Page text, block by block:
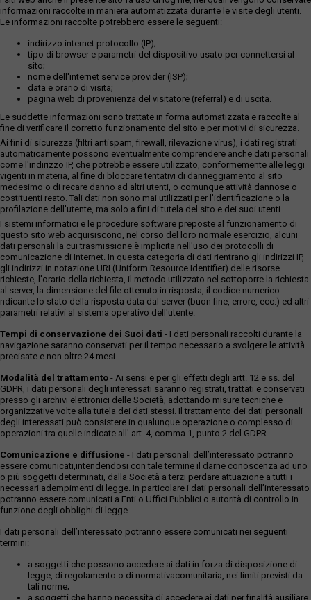
informazioni raccolte in maniera automatizzata durante le visite degli utenti.
Le informazioni raccolte potrebbero essere le seguenti:
indirizzo internet protocollo (IP);
tipo di browser e parametri del dispositivo usato per connettersi al
sito;
nome dell'internet service provider (ISP);
data e orario di visita;
pagina web di provenienza del visitatore (referral) e di uscita.
Le suddette informazioni sono trattate in forma automatizzata e raccolte al
fine di verificare il corretto funzionamento del sito e per motivi di sicurezza.
Ai fini di sicurezza (filtri antispam, firewall, rilevazione virus), i dati registrati
automaticamente possono eventualmente comprendere anche dati personali
come l'indirizzo IP, che potrebbe essere utilizzato, conformemente alle leggi
vigenti in materia, al fine di bloccare tentativi di danneggiamento al sito
medesimo o di recare danno ad altri utenti, o comunque attività dannose o
costituenti reato. Tali dati non sono mai utilizzati per l'identificazione o la
profilazione dell'utente, ma solo a fini di tutela del sito e dei suoi utenti.
I sistemi informatici e le procedure software preposte al funzionamento di
questo sito web acquisiscono, nel corso del loro normale esercizio, alcuni
dati personali la cui trasmissione è implicita nell'uso dei protocolli di
comunicazione di Internet. In questa categoria di dati rientrano gli indirizzi IP,
gli indirizzi in notazione URI (Uniform Resource Identifier) delle risorse
richieste, l'orario della richiesta, il metodo utilizzato nel sottoporre la richiesta
al server, la dimensione del file ottenuto in risposta, il codice numerico
ndicante lo stato della risposta data dal server (buon fine, errore, ecc.) ed altri
parametri relativi al sistema operativo dell'utente.
Tempi di conservazione dei Suoi dati - I dati personali raccolti durante la
navigazione saranno conservati per il tempo necessario a svolgere le attività
precisate e non oltre 24 mesi.
Modalità del trattamento - Ai sensi e per gli effetti degli artt. 12 e ss. del
GDPR, i dati personali degli interessati saranno registrati, trattati e conservati
presso gli archivi elettronici delle Società, adottando misure tecniche e
organizzative volte alla tutela dei dati stessi. Il trattamento dei dati personali
degli interessati può consistere in qualunque operazione o complesso di
operazioni tra quelle indicate all' art. 4, comma 1, punto 2 del GDPR.
Comunicazione e diffusione - I dati personali dell’interessato potranno
essere comunicati,intendendosi con tale termine il darne conoscenza ad uno
o più soggetti determinati, dalla Società a terzi perdare attuazione a tutti i
necessari adempimenti di legge. In particolare i dati personali dell’interessato
potranno essere comunicati a Enti o Uffici Pubblici o autorità di controllo in
funzione degli obblighi di legge.
I dati personali dell’interessato potranno essere comunicati nei seguenti
termini:
a soggetti che possono accedere ai dati in forza di disposizione di
legge, di regolamento o di normativacomunitaria, nei limiti previsti da
tali norme;
a soggetti che hanno necessità di accedere ai dati per finalità ausiliare